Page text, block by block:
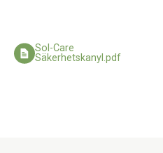
Sol-Care
Säkerhetskanyl.pdf